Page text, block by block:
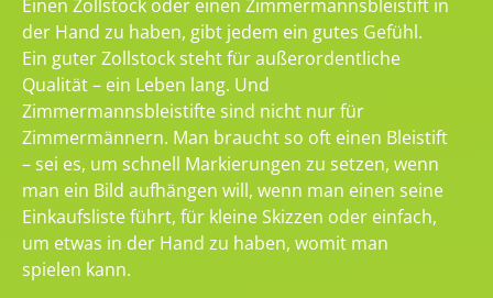
Einen Zollstock oder einen Zimmermannsbleistift in
der Hand zu haben, gibt jedem ein gutes Gefühl.
Ein guter Zollstock steht für außerordentliche
Qualität – ein Leben lang. Und
Zimmermannsbleistifte sind nicht nur für
Zimmermännern. Man braucht so oft einen Bleistift
– sei es, um schnell Markierungen zu setzen, wenn
man ein Bild aufhängen will, wenn man einen seine
Einkaufsliste führt, für kleine Skizzen oder einfach,
um etwas in der Hand zu haben, womit man
spielen kann.